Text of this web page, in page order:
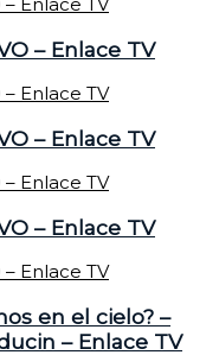
– Enlace TV
– Enlace TV
– Enlace TV
en el cielo? –
– Enlace TV